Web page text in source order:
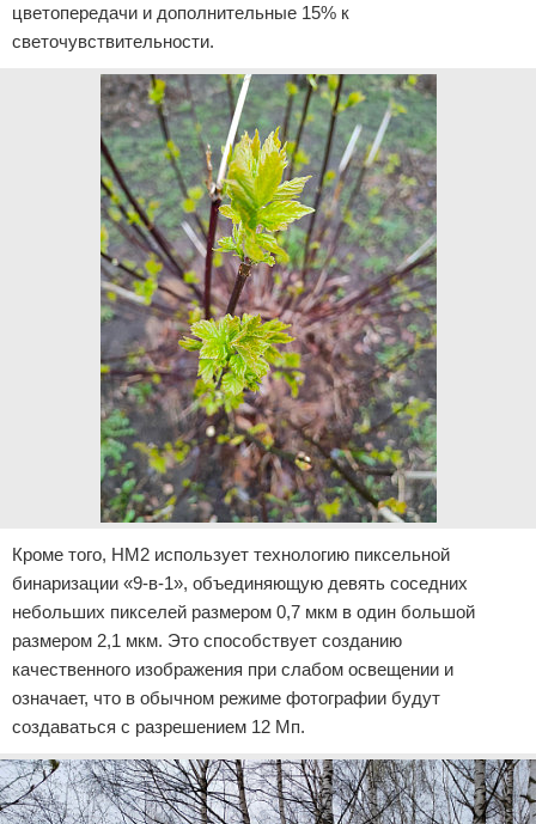
цветопередачи и дополнительные 15% к
светочувствительности.
Кроме того, HM2 использует технологию пиксельной
бинаризации «9-в-1», объединяющую девять соседних
небольших пикселей размером 0,7 мкм в один большой
размером 2,1 мкм. Это способствует созданию
качественного изображения при слабом освещении и
означает, что в обычном режиме фотографии будут
создаваться с разрешением 12 Мп.